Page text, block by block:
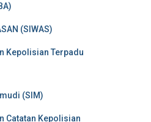
(SIWAS)
Kepolisian Terpadu
(SIM)
Catatan Kepolisian